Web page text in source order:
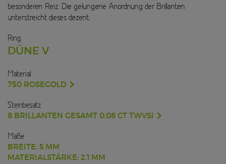
besonderen Reiz. Die gelungene Anordnung der Brillanten
unterstreicht dieses dezent.
Ring
DÜNE V
Material
750 ROSEGOLD
Steinbesatz
8 BRILLANTEN GESAMT 0,08 CT TWVSI
Maße
BREITE: 5 MM
MATERIALSTÄRKE: 2.1 MM